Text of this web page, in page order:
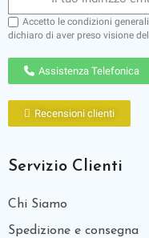
Accetto le condizioni
dichiaro di aver preso visione
Assistenza Telefonica
Recensioni clienti
Servizio Clienti
Chi Siamo
Spedizione e consegna